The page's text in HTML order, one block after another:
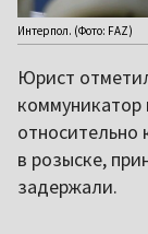
Интерпол. (Фото: FAZ)
Юрист
относительно
в розыске,
задержали.